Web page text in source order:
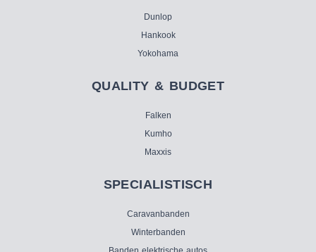
Dunlop
Hankook
Yokohama
QUALITY & BUDGET
Falken
Kumho
Maxxis
SPECIALISTISCH
Caravanbanden
Winterbanden